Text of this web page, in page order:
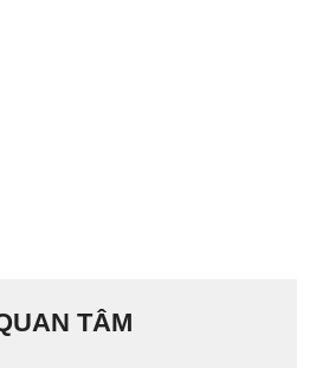
TÂM